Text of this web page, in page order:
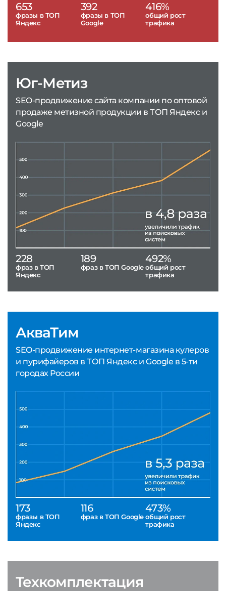
653
фразы в ТОП
Яндекс
392
фразы в ТОП
Google
416%
общий рост
трафика
АкваТим
SEO-продвижение интернет-магазина кулеров
и пурифайеров в ТОП Яндекс и Google в 5-ти
городах России
173
фразы в ТОП
Яндекс
116
фраз в ТОП Google
473%
общий рост
трафика
Юг-Метиз
SEO-продвижение сайта компании по оптовой
продаже метизной продукции в ТОП Яндекс и
Google
228
фраз в ТОП
Яндекс
189
фраз в ТОП Google
492%
общий рост
трафика
Техкомплектация